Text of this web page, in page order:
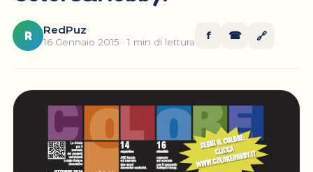
R RedPuz
16 Gennaio 2015 · 1 min di lettura f ☎ 🔗